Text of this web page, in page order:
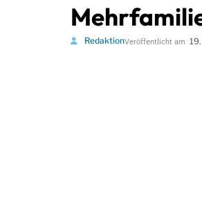
RedaktionVeröffentlicht am